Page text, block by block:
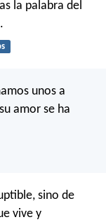
la palabra del
unos a
amor se ha
sino de
vive y